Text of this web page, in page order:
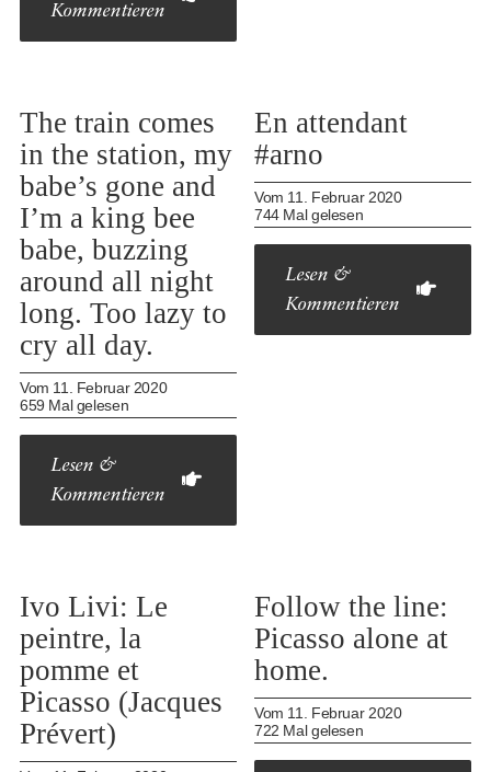
Kommentieren
The train comes
in the station, my
babe’s gone and
I’m a king bee
babe, buzzing
around all night
long. Too lazy to
cry all day.
Vom 11. Februar 2020
659 Mal gelesen
Lesen &
Kommentieren
En attendant
#arno
Vom 11. Februar 2020
744 Mal gelesen
Lesen &
Kommentieren
Ivo Livi: Le
peintre, la
pomme et
Picasso (Jacques
Prévert)
Follow the line:
Picasso alone at
home.
Vom 11. Februar 2020
722 Mal gelesen